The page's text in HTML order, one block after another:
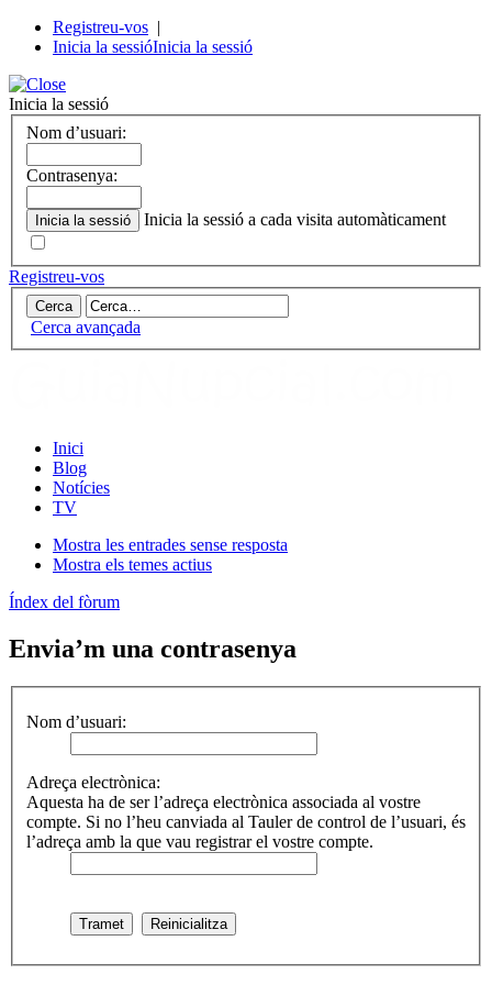
Registreu-vos |
Inicia la sessióInicia la sessió
Inicia la sessió
Nom d’usuari:
Contrasenya:
Inicia la sessió a cada visita automàticament
Registreu-vos
Cerca avançada
Inici
Blog
Notícies
TV
Mostra les entrades sense resposta
Mostra els temes actius
Índex del fòrum
Envia’m una contrasenya
Nom d’usuari:
Adreça electrònica:
Aquesta ha de ser l’adreça electrònica associada al vostre
compte. Si no l’heu canviada al Tauler de control de l’usuari, és
l’adreça amb la que vau registrar el vostre compte.